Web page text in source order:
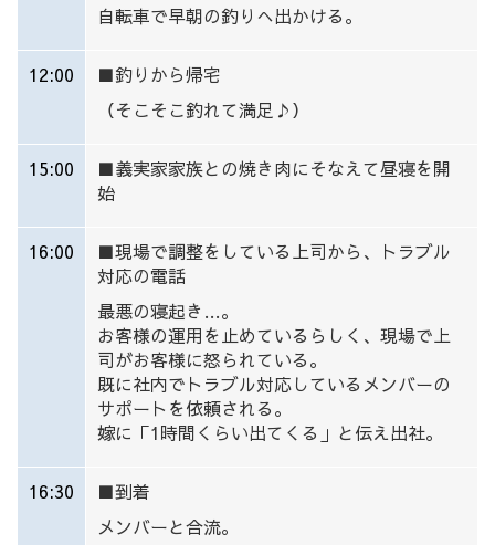
自転車で早朝の釣りへ出かける。
12:00
■釣りから帰宅
（そこそこ釣れて満足♪）
15:00 ■義実家家族との焼き肉にそなえて昼寝を開
始
16:00 ■現場で調整をしている上司から、トラブル
対応の電話
最悪の寝起き…。
お客様の運用を止めているらしく、現場で上
司がお客様に怒られている。
既に社内でトラブル対応しているメンバーの
サポートを依頼される。
嫁に「1時間くらい出てくる」と伝え出社。
16:30
■到着
メンバーと合流。